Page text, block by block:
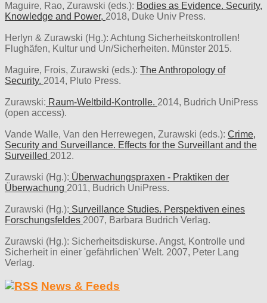
Maguire, Rao, Zurawski (eds.): Bodies as Evidence. Security,
Knowledge and Power, 2018, Duke Univ Press.
Herlyn & Zurawski (Hg.): Achtung Sicherheitskontrollen!
Flughäfen, Kultur und Un/Sicherheiten. Münster 2015.
Maguire, Frois, Zurawski (eds.): The Anthropology of
Security. 2014, Pluto Press.
Zurawski: Raum-Weltbild-Kontrolle. 2014, Budrich UniPress
(open access).
Vande Walle, Van den Herrewegen, Zurawski (eds.): Crime,
Security and Surveillance. Effects for the Surveillant and the
Surveilled 2012.
Zurawski (Hg.): Überwachungspraxen - Praktiken der
Überwachung 2011, Budrich UniPress.
Zurawski (Hg.): Surveillance Studies. Perspektiven eines
Forschungsfeldes 2007, Barbara Budrich Verlag.
Zurawski (Hg.): Sicherheitsdiskurse. Angst, Kontrolle und
Sicherheit in einer 'gefährlichen' Welt. 2007, Peter Lang
Verlag.
News & Feeds